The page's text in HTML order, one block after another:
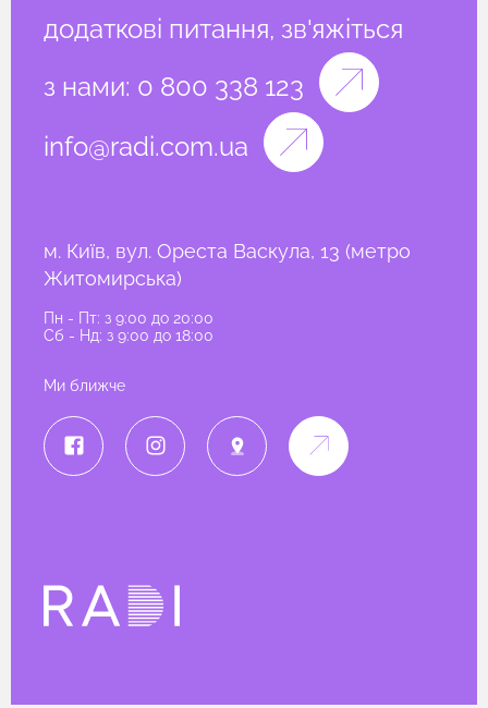
додаткові питання, зв'яжіться
з нами: 0 800 338 123
info@radi.com.ua
м. Київ, вул. Ореста Васкула, 13 (метро
Житомирська)
Пн - Пт: з 9:00 до 20:00
Сб - Нд: з 9:00 до 18:00
Ми ближче